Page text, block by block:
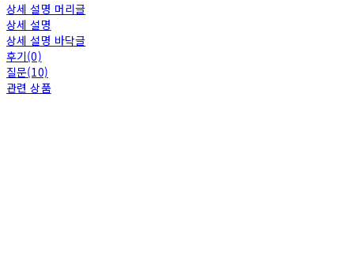
상세 설명 머리글
상세 설명
상세 설명 바닥글
후기(0)
질문(10)
관련 상품